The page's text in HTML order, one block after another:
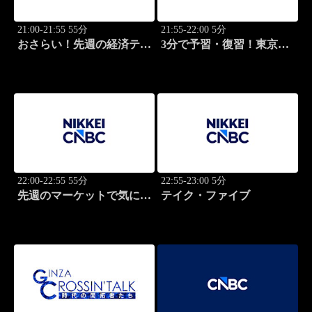
21:00-21:55 55分
おさらい！先週の経済テー
21:55-22:00 5分
3分で予習・復習！東京市
22:00-22:55 55分
先週のマーケットで気にな
22:55-23:00 5分
テイク・ファイブ